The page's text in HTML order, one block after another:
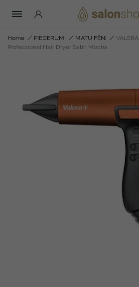
Home / PIEDERUMI / MATU FĒNI /
Professional Hair Dryer Satin Mocha